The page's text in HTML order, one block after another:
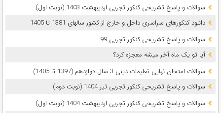
سوالات و پاسخ تشریحی کنکور تجربی اردیبهشت 1403 (نوبت اول)
دانلود کنکورهای سراسری داخل و خارج از کشور سالهای 1381 تا 1405
سوالات و پاسخ تشریحی کنکور تجربی 99
آیا تو یک ماه آخر میشه معجزه کرد؟
سوالات امتحان نهایی تعلیمات دینی 3 سال دوازدهم (1397 تا 1405)
سوالات و پاسخ تشریحی کنکور تجربی تیر 1404 (نوبت دوم)
سوالات و پاسخ تشریحی کنکور تجربی اردیبهشت 1404 (نوبت اول)